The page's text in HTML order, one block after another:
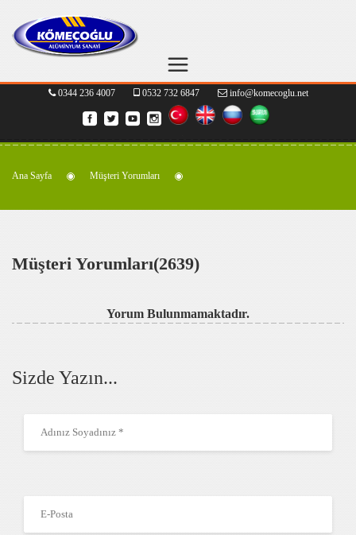
0344 236 4007 0532 732 6847 info@komecoglu.net
Ana Sayfa Müşteri Yorumları
Müşteri Yorumları(2639)
Yorum Bulunmamaktadır.
Sizde Yazın...